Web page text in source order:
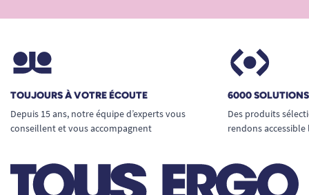
TOUJOURS À VOTRE ÉCOUTE
Depuis 15 ans, notre équipe d’experts vous
conseillent et vous accompagnent
6000
Des produits
rendons